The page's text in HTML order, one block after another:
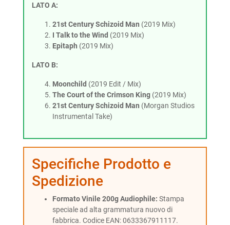
LATO A:
21st Century Schizoid Man (2019 Mix)
I Talk to the Wind (2019 Mix)
Epitaph (2019 Mix)
LATO B:
Moonchild (2019 Edit / Mix)
The Court of the Crimson King (2019 Mix)
21st Century Schizoid Man (Morgan Studios
Instrumental Take)
Specifiche Prodotto e
Spedizione
Formato Vinile 200g Audiophile: Stampa
speciale ad alta grammatura nuovo di
fabbrica. Codice EAN: 0633367911117.